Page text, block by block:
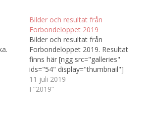
Bilder och resultat från
Forbondeloppet 2019
Bilder och resultat från
Forbondeloppet 2019. Resultat
finns här [ngg src="galleries"
ids="54" display="thumbnail"]
11 juli 2019
I ”2019”